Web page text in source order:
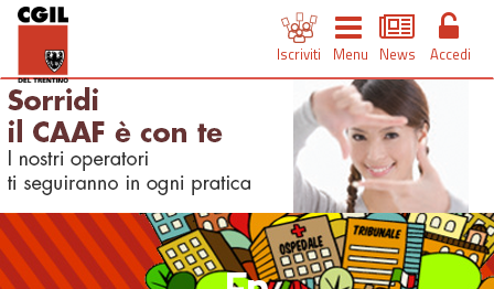
Iscriviti Menu News Accedi